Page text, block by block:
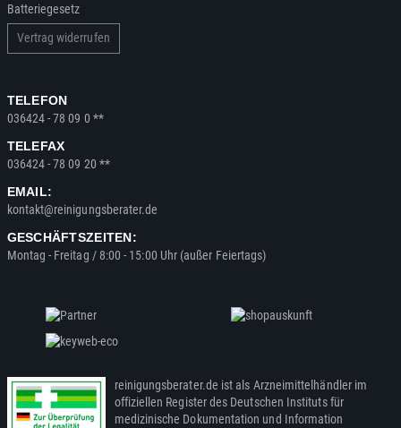
Batteriegesetz
Vertrag widerrufen
TELEFON
036424 - 78 09 0 **
TELEFAX
036424 - 78 09 20 **
EMAIL:
kontakt@reinigungsberater.de
GESCHÄFTSZEITEN:
Montag - Freitag / 8:00 - 15:00 Uhr (außer Feiertags)
reinigungsberater.de ist als Arzneimittelhändler im
offiziellen Register des Deutschen Instituts für
medizinische Dokumentation und Information